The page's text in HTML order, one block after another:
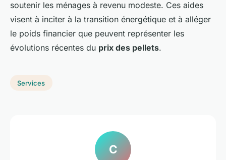
soutenir les ménages à revenu modeste. Ces aides
visent à inciter à la transition énergétique et à alléger
le poids financier que peuvent représenter les
évolutions récentes du prix des pellets.
Services
C